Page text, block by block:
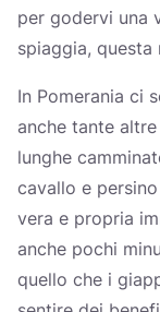
per godervi una
spiaggia,
In Pomerania ci
anche tante
lunghe
cavallo e
vera e propria
anche pochi
quello che i